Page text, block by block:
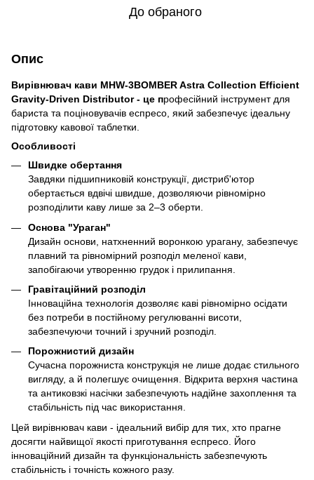
До обраного
Опис
Вирівнювач кави MHW-3BOMBER Astra Collection Efficient
Gravity-Driven Distributor - це професійний інструмент для
бариста та поціновувачів еспресо, який забезпечує ідеальну
підготовку кавової таблетки.
Особливості
Швидке обертання
Завдяки підшипниковій конструкції, дистриб'ютор
обертається вдвічі швидше, дозволяючи рівномірно
розподілити каву лише за 2–3 оберти.​
Основа "Ураган"
Дизайн основи, натхненний воронкою урагану, забезпечує
плавний та рівномірний розподіл меленої кави,
запобігаючи утворенню грудок і прилипання.​
Гравітаційний розподіл
Інноваційна технологія дозволяє каві рівномірно осідати
без потреби в постійному регулюванні висоти,
забезпечуючи точний і зручний розподіл.​
Порожнистий дизайн
Сучасна порожниста конструкція не лише додає стильного
вигляду, а й полегшує очищення. Відкрита верхня частина
та антиковзкі насічки забезпечують надійне захоплення та
стабільність під час використання.​
Цей вирівнювач кави - ідеальний вибір для тих, хто прагне
досягти найвищої якості приготування еспресо. Його
інноваційний дизайн та функціональність забезпечують
стабільність і точність кожного разу.